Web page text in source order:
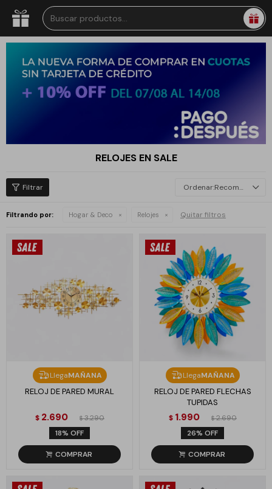
RELOJES EN SALE
Recomendados
Filtrando por: Hogar & Deco Relojes Quitar filtros
LlegaMAÑANA
RELOJ DE PARED MURAL
$ 2.690 $ 3.290
18
LlegaMAÑANA
RELOJ DE PARED FLECHAS
TUPIDAS
$ 1.990 $ 2.690
26